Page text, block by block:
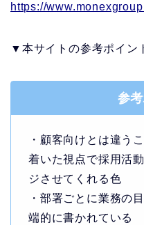
https://
▼本サイトの参考ポイン
参
・顧客向けとは違う
着いた視点で採用活
ジさせてくれる色
・部署ごとに業務の
端的に書かれている